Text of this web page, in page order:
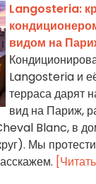
Langosteria:
видом на
Langosteria и
терраса дарят
вид на Париж,
Blanc, в
Мы